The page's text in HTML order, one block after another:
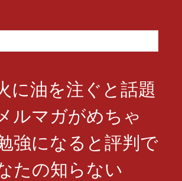
に油を注ぐと話題
ルマガがめちゃ
強になると評判で
たの知らない